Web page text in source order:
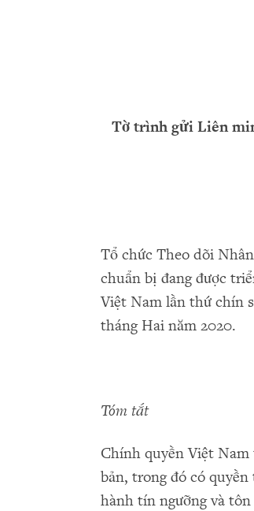
Tờ trình gửi Liên
Tổ chức Theo dõi
chuẩn bị đang được
Việt Nam lần thứ chín
tháng Hai năm 2020.
Tóm tắt
Chính quyền Việt
bản, trong đó có
hành tín ngưỡng và